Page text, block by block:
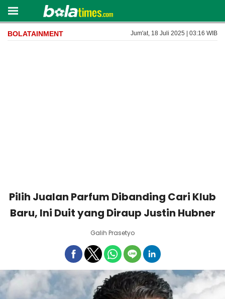
BOLATAINMENT Jum'at, 18 Juli 2025 | 03:16 WIB
Pilih Jualan Parfum Dibanding Cari Klub
Baru, Ini Duit yang Diraup Justin Hubner
Galih Prasetyo